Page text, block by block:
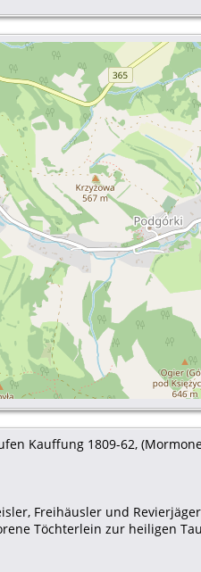
Kauffung 1809-62,
Freihäusler und
Töchterlein zur heiligen